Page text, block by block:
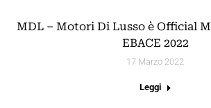
MDL – Motori Di Lusso è Official
EBACE 2022
17 Marzo 2022
Leggi